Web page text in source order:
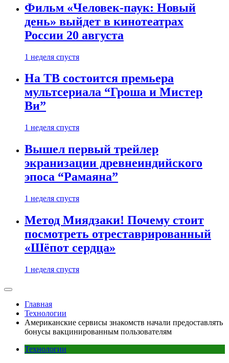
Фильм «Человек-паук: Новый
день» выйдет в кинотеатрах
России 20 августа
1 неделя спустя
На ТВ состоится премьера
мультсериала “Гроша и Мистер
Ви”
1 неделя спустя
Вышел первый трейлер
экранизации древнеиндийского
эпоса “Рамаяна”
1 неделя спустя
Метод Миядзаки! Почему стоит
посмотреть отреставрированный
«Шёпот сердца»
1 неделя спустя
Главная
Технологии
Американские сервисы знакомств начали предоставлять
бонусы вакцинированным пользователям
Технологии